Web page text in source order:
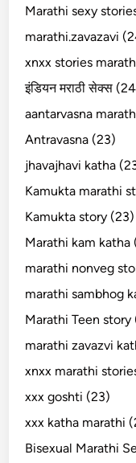
Marathi sexy
marathi.zavazavi
xnxx stories
इंडियन मराठी सेक्स
aantarvasna
Antravasna (23)
jhavajhavi katha
Kamukta marathi
Kamukta story (23)
Marathi kam katha
marathi nonveg
marathi sambhog
Marathi Teen story
marathi zavazvi
xnxx marathi
xxx goshti (23)
xxx katha marathi
Bisexual Marathi